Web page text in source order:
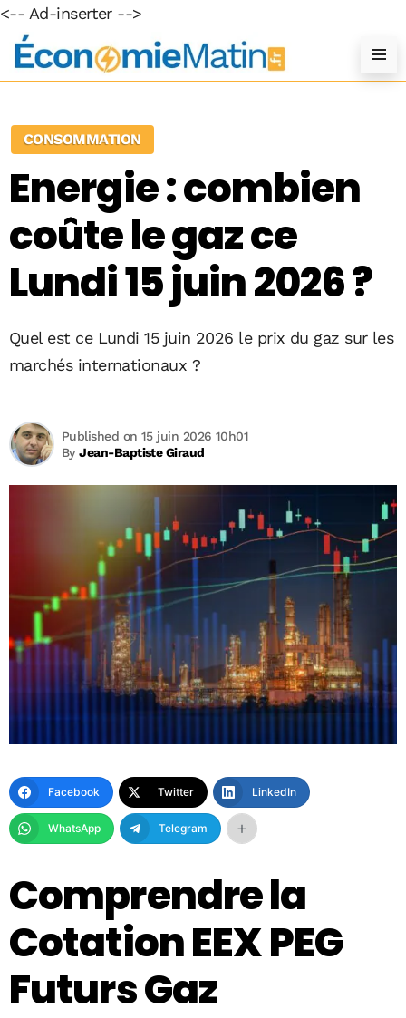
<-- Ad-inserter -->
CONSOMMATION
Energie : combien
coûte le gaz ce
Lundi 15 juin 2026 ?
Quel est ce Lundi 15 juin 2026 le prix du gaz sur les
marchés internationaux ?
ByJean-Baptiste Giraud
Published on 15 juin 2026 10h01
Facebook Twitter LinkedIn
WhatsApp Telegram
Comprendre la
Cotation EEX PEG
Futurs Gaz